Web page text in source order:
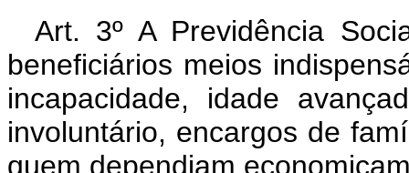
Art. 3º A Previdência
beneficiários meios
incapacidade, idade
involuntário, encargos de
quem dependiam